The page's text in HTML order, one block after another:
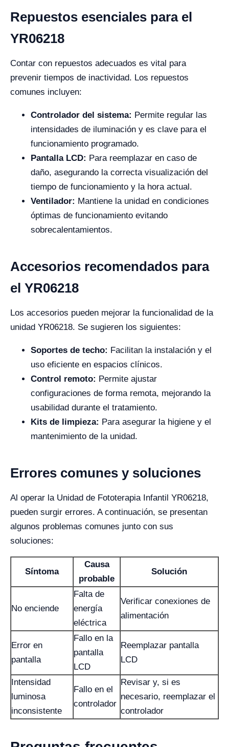
Repuestos esenciales para el
YR06218
Contar con repuestos adecuados es vital para
prevenir tiempos de inactividad. Los repuestos
comunes incluyen:
Controlador del sistema: Permite regular las
intensidades de iluminación y es clave para el
funcionamiento programado.
Pantalla LCD: Para reemplazar en caso de
daño, asegurando la correcta visualización del
tiempo de funcionamiento y la hora actual.
Ventilador: Mantiene la unidad en condiciones
óptimas de funcionamiento evitando
sobrecalentamientos.
Accesorios recomendados para
el YR06218
Los accesorios pueden mejorar la funcionalidad de la
unidad YR06218. Se sugieren los siguientes:
Soportes de techo: Facilitan la instalación y el
uso eficiente en espacios clínicos.
Control remoto: Permite ajustar
configuraciones de forma remota, mejorando la
usabilidad durante el tratamiento.
Kits de limpieza: Para asegurar la higiene y el
mantenimiento de la unidad.
Errores comunes y soluciones
Al operar la Unidad de Fototerapia Infantil YR06218,
pueden surgir errores. A continuación, se presentan
algunos problemas comunes junto con sus
soluciones:
Síntoma
Causa
probable
Solución
No enciende
Falta de
energía
eléctrica
Verificar conexiones de
alimentación
Error en
pantalla
Fallo en la
pantalla
LCD
Reemplazar pantalla
LCD
Intensidad
luminosa
inconsistente
Fallo en el
controlador
Revisar y, si es
necesario, reemplazar el
controlador